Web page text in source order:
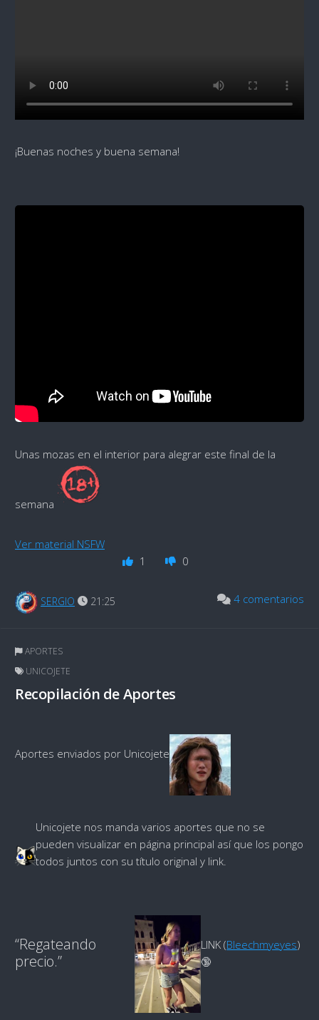
¡Buenas noches y buena semana!
Unas mozas en el interior para alegrar este final de la
semana
Ver material NSFW
1
0
SERGIO 21:25 4 comentarios
APORTES
UNICOJETE
Recopilación de Aportes
Aportes enviados por Unicojete
Unicojete nos manda varios aportes que no se
pueden visualizar en página principal así que los pongo
todos juntos con su título original y link.
“Regateando
precio.”
LINK (Bleechmyeyes)
🔞